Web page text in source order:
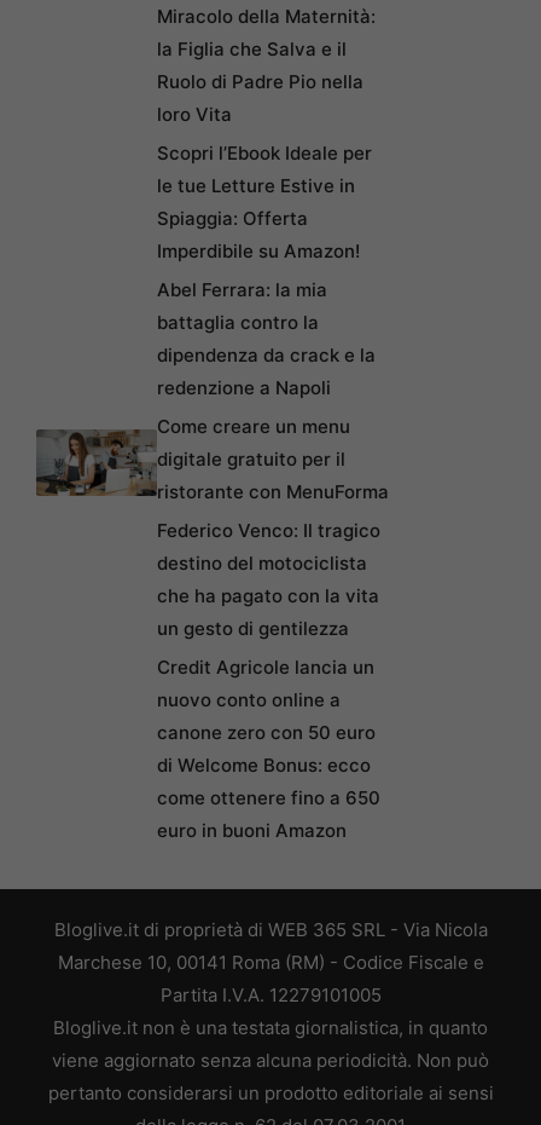
Miracolo della Maternità:
la Figlia che Salva e il
Ruolo di Padre Pio nella
loro Vita
Scopri l’Ebook Ideale per
le tue Letture Estive in
Spiaggia: Offerta
Imperdibile su Amazon!
Abel Ferrara: la mia
battaglia contro la
dipendenza da crack e la
redenzione a Napoli
Come creare un menu
digitale gratuito per il
ristorante con MenuForma
Federico Venco: Il tragico
destino del motociclista
che ha pagato con la vita
un gesto di gentilezza
Credit Agricole lancia un
nuovo conto online a
canone zero con 50 euro
di Welcome Bonus: ecco
come ottenere fino a 650
euro in buoni Amazon
Bloglive.it di proprietà di WEB 365 SRL - Via Nicola
Marchese 10, 00141 Roma (RM) - Codice Fiscale e
Partita I.V.A. 12279101005
Bloglive.it non è una testata giornalistica, in quanto
viene aggiornato senza alcuna periodicità. Non può
pertanto considerarsi un prodotto editoriale ai sensi